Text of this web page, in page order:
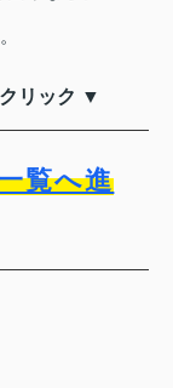
リック ▼
覧へ進